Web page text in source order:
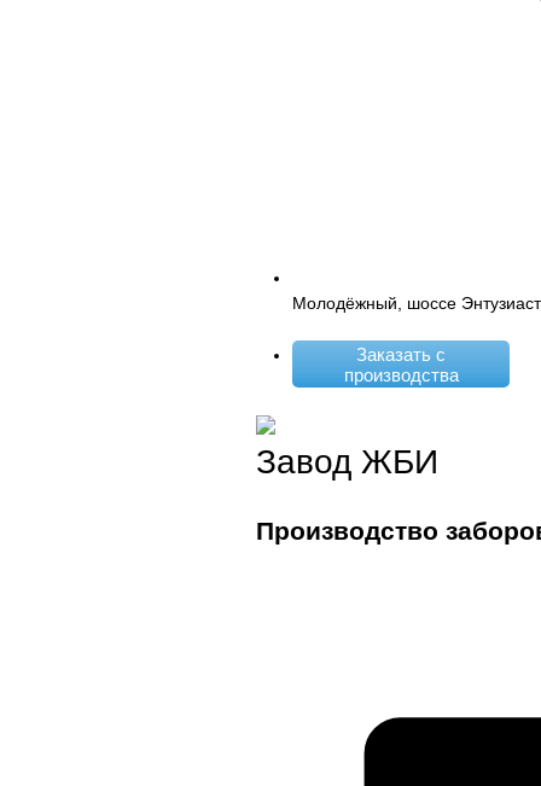
Молодёжный, шоссе
Заказать с
производства
Завод ЖБИ
Производство